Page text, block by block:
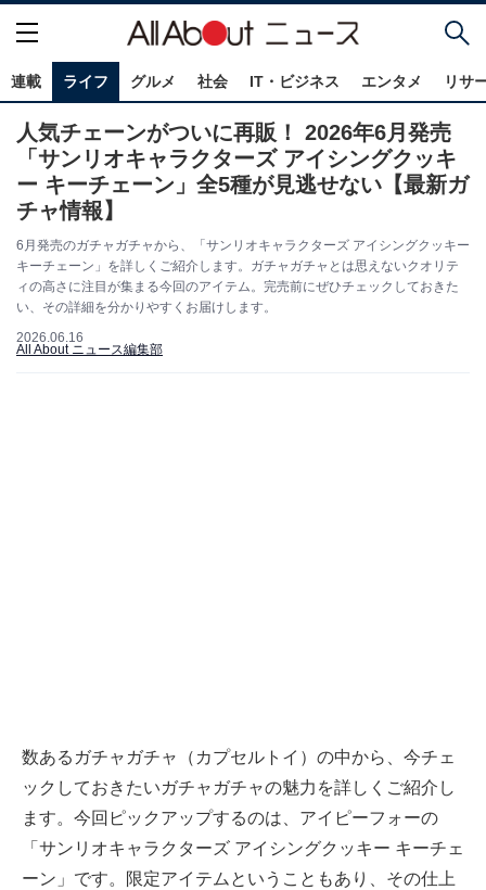
連載 ライフ グルメ 社会 IT・ビジネス エンタメ リサ
人気チェーンがついに再販！ 2026年6月発売
「サンリオキャラクターズ アイシングクッキ
ー キーチェーン」全5種が見逃せない【最新ガ
チャ情報】
6月発売のガチャガチャから、「サンリオキャラクターズ アイシングクッキー
キーチェーン」を詳しくご紹介します。ガチャガチャとは思えないクオリテ
ィの高さに注目が集まる今回のアイテム。完売前にぜひチェックしておきた
い、その詳細を分かりやすくお届けします。
2026.06.16
All About ニュース編集部
数あるガチャガチャ（カプセルトイ）の中から、今チェ
ックしておきたいガチャガチャの魅力を詳しくご紹介し
ます。今回ピックアップするのは、アイピーフォーの
「サンリオキャラクターズ アイシングクッキー キーチェ
ーン」です。限定アイテムということもあり、その仕上